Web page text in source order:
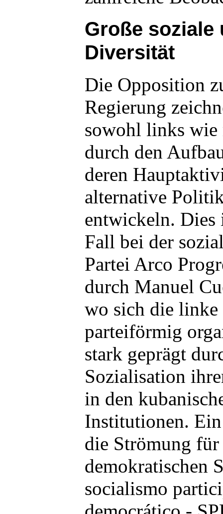
Große
Diversität
Die Opposition
Regierung
sowohl links wie
durch den
deren
alternative
entwickeln. Dies
Fall bei der
Partei Arco
durch Manuel
wo sich die
parteiförmig
stark geprägt
Sozialisation
in den
Institutionen.
die Strömung
demokratischen
socialismo